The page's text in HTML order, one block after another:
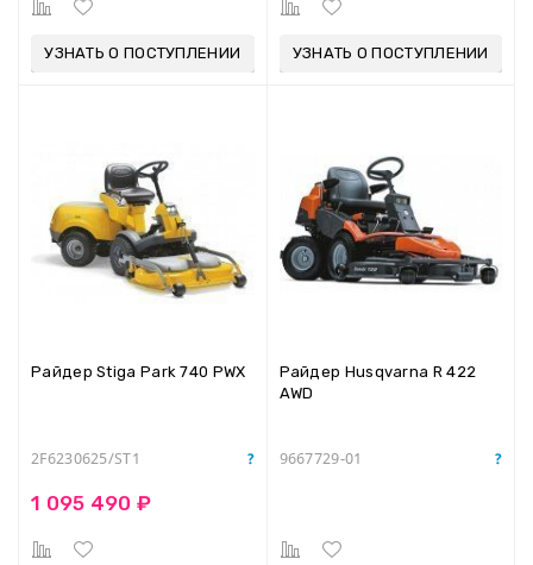
УЗНАТЬ О ПОСТУПЛЕНИИ УЗНАТЬ О ПОСТУПЛЕНИИ
Райдер Stiga Park 740 PWX
2F6230625/ST1
1 095 490 ₽
Райдер Husqvarna R 422
AWD
9667729-01